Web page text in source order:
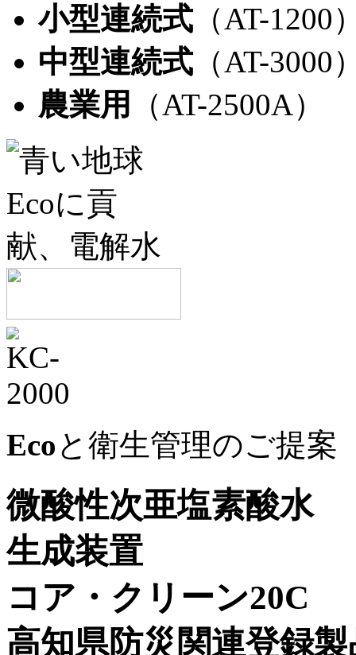
小型連続式（AT-1200
中型連続式（AT-3000
農業用
（AT-2500A）
Ecoと衛生管理のご提案
微酸性次亜塩素酸水
生成装置
コア・クリーン20C
高知県防災関連登録